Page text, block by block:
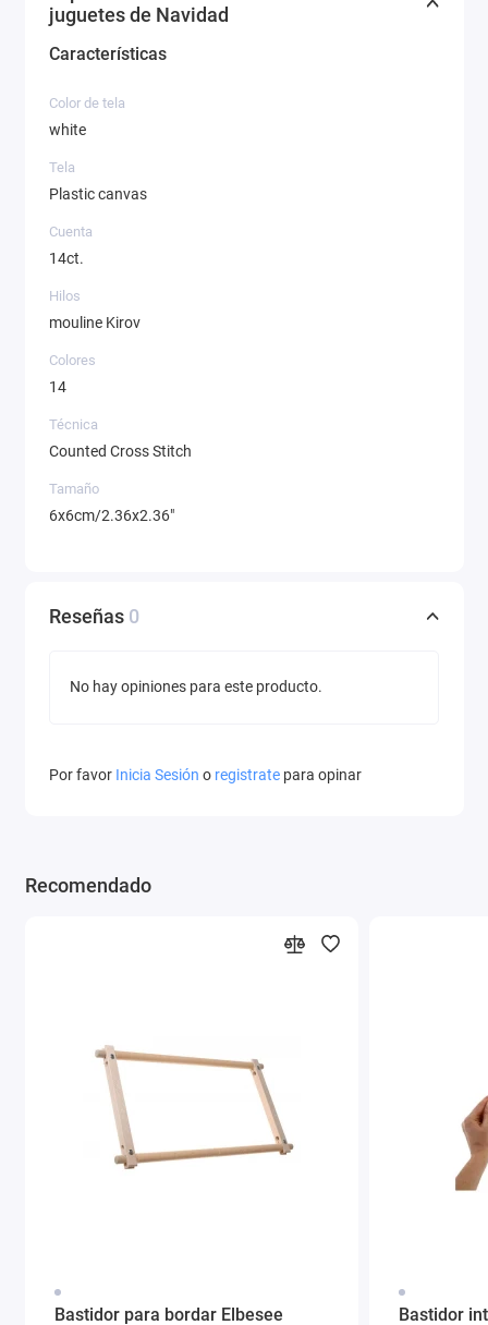
juguetes de Navidad
Características
Color de tela
white
Tela
Plastic canvas
Cuenta
14ct.
Hilos
mouline Kirov
Colores
14
Técnica
Counted Cross Stitch
Tamaño
6x6cm/2.36x2.36"
Reseñas 0
No hay opiniones para este producto.
Por favor Inicia Sesión o registrate para opinar
Recomendado
Bastidor para bordar Elbesee Bastidor